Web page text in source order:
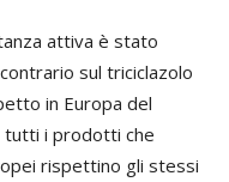
attiva è stato
sul triciclazolo
in Europa del
tutti i prodotti che
rispettino gli stessi